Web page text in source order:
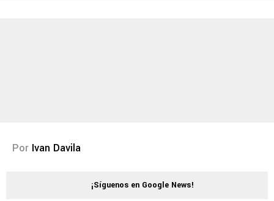
Por Ivan Davila
¡Síguenos en Google News!